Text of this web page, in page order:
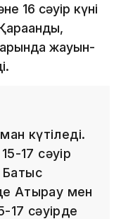
16 сәуір күні
жауын-
күтіледі.
17 сәуір
Батыс
Атырау мен
сәуірде